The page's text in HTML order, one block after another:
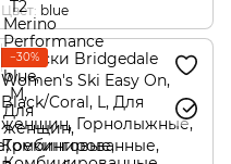
Цвет blue
−30%